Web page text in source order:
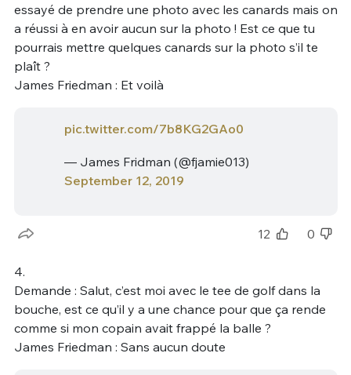
essayé de prendre une photo avec les canards mais on
a réussi à en avoir aucun sur la photo ! Est ce que tu
pourrais mettre quelques canards sur la photo s’il te
plaît ?
James Friedman : Et voilà
pic.twitter.com/7b8KG2GAo0
— James Fridman (@fjamie013)
September 12, 2019
12 0
4.
Demande : Salut, c’est moi avec le tee de golf dans la
bouche, est ce qu’il y a une chance pour que ça rende
comme si mon copain avait frappé la balle ?
James Friedman : Sans aucun doute